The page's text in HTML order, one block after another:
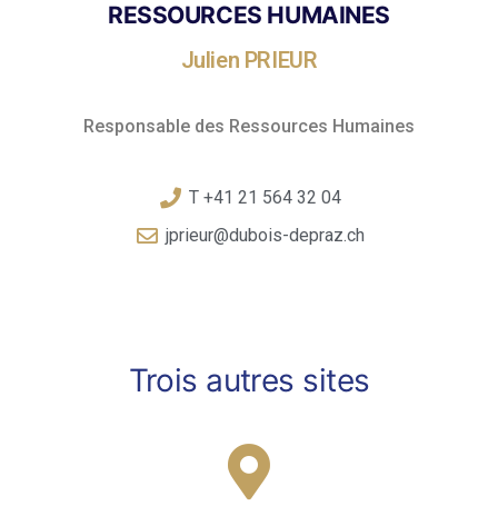
RESSOURCES HUMAINES
Julien PRIEUR
Responsable des Ressources Humaines
T +41 21 564 32 04
jprieur@dubois-depraz.ch
Trois autres sites